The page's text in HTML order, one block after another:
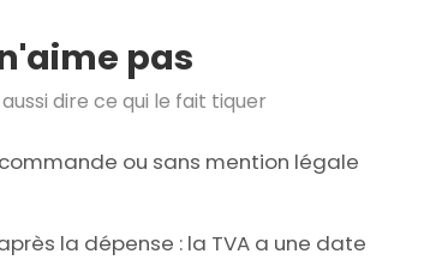
pas
dire ce qui le fait tiquer
ou sans mention légale
la dépense : la TVA a une date